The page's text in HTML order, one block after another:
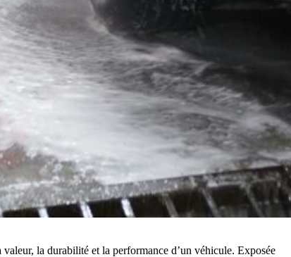
valeur, la durabilité et la performance d’un véhicule. Exposée